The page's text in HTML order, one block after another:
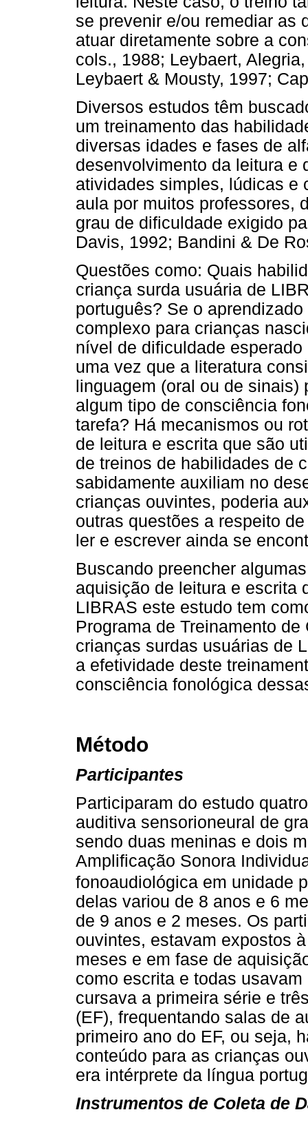
se prevenir e/ou remediar as
atuar diretamente sobre a
cols., 1988; Leybaert,
Leybaert & Mousty, 1997;
Diversos estudos têm
um treinamento das
diversas idades e fases de
desenvolvimento da leitura e
atividades simples, lúdicas e
aula por muitos professores,
grau de dificuldade exigido
Davis, 1992; Bandini & De
Questões como: Quais
criança surda usuária de
português? Se o
complexo para crianças
nível de dificuldade
uma vez que a literatura
linguagem (oral ou de
algum tipo de consciência
tarefa? Há mecanismos ou
de leitura e escrita que são
de treinos de habilidades de
sabidamente auxiliam no
crianças ouvintes, poderia
outras questões a respeito
ler e escrever ainda se
Buscando preencher
aquisição de leitura e escrita
LIBRAS este estudo tem
Programa de Treinamento
crianças surdas usuárias de
a efetividade deste
consciência fonológica
Método
Participantes
Participaram do estudo
auditiva sensorioneural de
sendo duas meninas e dois
Amplificação Sonora
fonoaudiológica em unidade
delas variou de 8 anos e 6
de 9 anos e 2 meses. Os
ouvintes, estavam expostos
meses e em fase de
como escrita e todas
cursava a primeira série e
(EF), frequentando salas de
primeiro ano do EF, ou seja,
conteúdo para as crianças
era intérprete da língua
Instrumentos de Coleta de